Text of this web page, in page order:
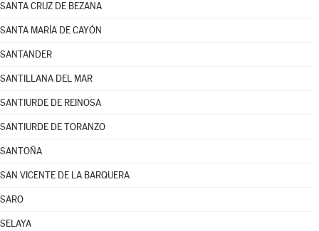
SANTA CRUZ DE BEZANA
SANTA MARÍA DE CAYÓN
SANTANDER
SANTILLANA DEL MAR
SANTIURDE DE REINOSA
SANTIURDE DE TORANZO
SANTOÑA
SAN VICENTE DE LA BARQUERA
SARO
SELAYA